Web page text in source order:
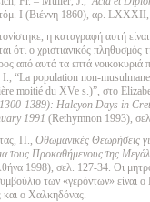
Ι (Βιέννη 1860), αρ.
η καταγραφή αυτή
ότι ο χριστιανικός πληθυσμός
από αυτά τα επτά
I., “La population non-
moitié du XVe s.)”, στο
1389): Halcyon Days in
1991 (Rethymnon 1993),
Π., Οθωμανικές Θεωρήσεις
τους Προκαθήμενους της
1998), σελ. 127-34. Οι
των «γερόντων» είναι
και ο Χαλκηδόνας.